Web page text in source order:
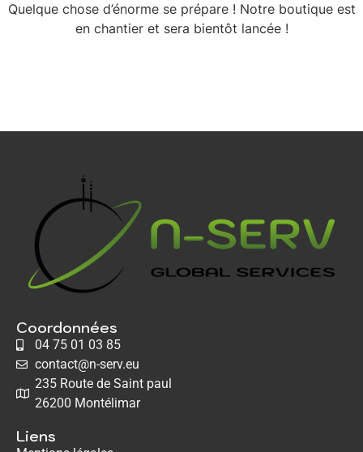
Quelque chose d’énorme se prépare ! Notre boutique est
en chantier et sera bientôt lancée !
Coordonnées
04 75 01 03 85
contact@n-serv.eu
235 Route de Saint paul
26200 Montélimar
Liens